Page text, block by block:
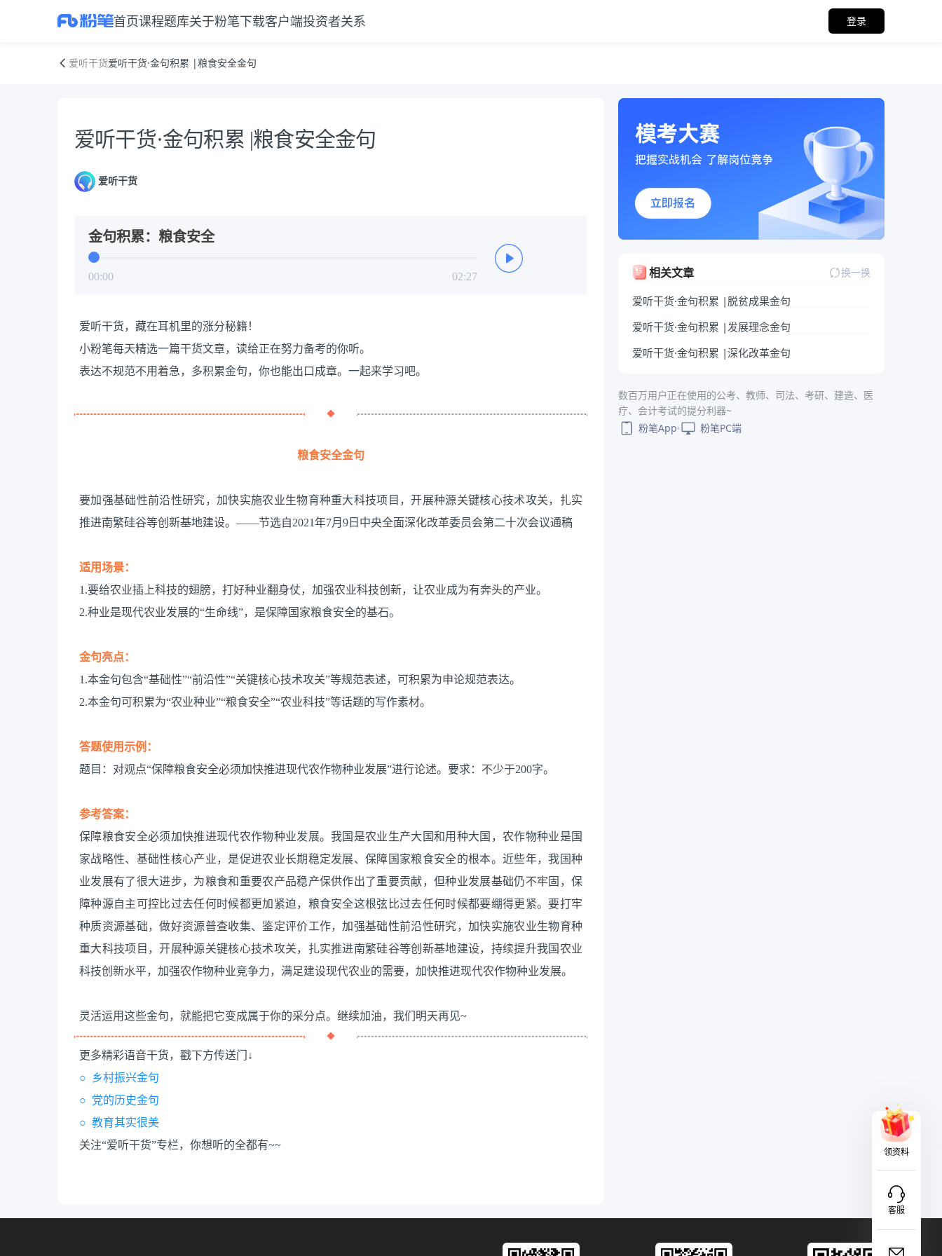
首页课程题库关于粉笔下载客户端投资者关系 登录
爱听干货爱听干货·金句积累 |粮食安全金句
爱听干货·金句积累 |粮食安全金句
爱听干货
金句积累：粮食安全
00:00 02:27
爱听干货，藏在耳机里的涨分秘籍！
小粉笔每天精选一篇干货文章，读给正在努力备考的你听。
表达不规范不用着急，多积累金句，你也能出口成章。一起来学习吧。
粮食安全金句
要加强基础性前沿性研究，加快实施农业生物育种重大科技项目，开展种源关键核心技术攻关，扎实
推进南繁硅谷等创新基地建设。——节选自2021年7月9日中央全面深化改革委员会第二十次会议通稿
适用场景：
1.要给农业插上科技的翅膀，打好种业翻身仗，加强农业科技创新，让农业成为有奔头的产业。
2.种业是现代农业发展的“生命线”，是保障国家粮食安全的基石。
金句亮点：
1.本金句包含“基础性”“前沿性”“关键核心技术攻关”等规范表述，可积累为申论规范表达。
2.本金句可积累为“农业种业”“粮食安全”“农业科技”等话题的写作素材。
答题使用示例：
题目：对观点“保障粮食安全必须加快推进现代农作物种业发展”进行论述。要求：不少于200字。
参考答案：
保障粮食安全必须加快推进现代农作物种业发展。我国是农业生产大国和用种大国，农作物种业是国
家战略性、基础性核心产业，是促进农业长期稳定发展、保障国家粮食安全的根本。近些年，我国种
业发展有了很大进步，为粮食和重要农产品稳产保供作出了重要贡献，但种业发展基础仍不牢固，保
障种源自主可控比过去任何时候都更加紧迫，粮食安全这根弦比过去任何时候都要绷得更紧。要打牢
种质资源基础，做好资源普查收集、鉴定评价工作，加强基础性前沿性研究，加快实施农业生物育种
重大科技项目，开展种源关键核心技术攻关，扎实推进南繁硅谷等创新基地建设，持续提升我国农业
科技创新水平，加强农作物种业竞争力，满足建设现代农业的需要，加快推进现代农作物种业发展。
灵活运用这些金句，就能把它变成属于你的采分点。继续加油，我们明天再见~
更多精彩语音干货，戳下方传送门↓
○ 乡村振兴金句
○ 党的历史金句
○ 教育其实很美
关注“爱听干货”专栏，你想听的全都有~~
相关备考资料
相关文章 换一换
爱听干货·金句积累 |脱贫成果金句
爱听干货·金句积累 |发展理念金句
爱听干货·金句积累 |深化改革金句
数百万用户正在使用的公考、教师、司法、考研、建造、医
疗、会计考试的提分利器~
粉笔App
粉笔PC端
领资料
客服